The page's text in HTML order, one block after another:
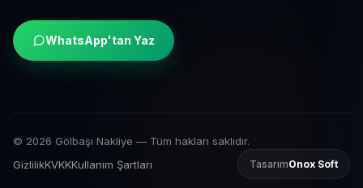
WhatsApp'tan Yaz
© 2026 Gölbaşı Nakliye — Tüm hakları saklıdır.
GizlilikKVKKKullanım Şartları TasarımOnox Soft